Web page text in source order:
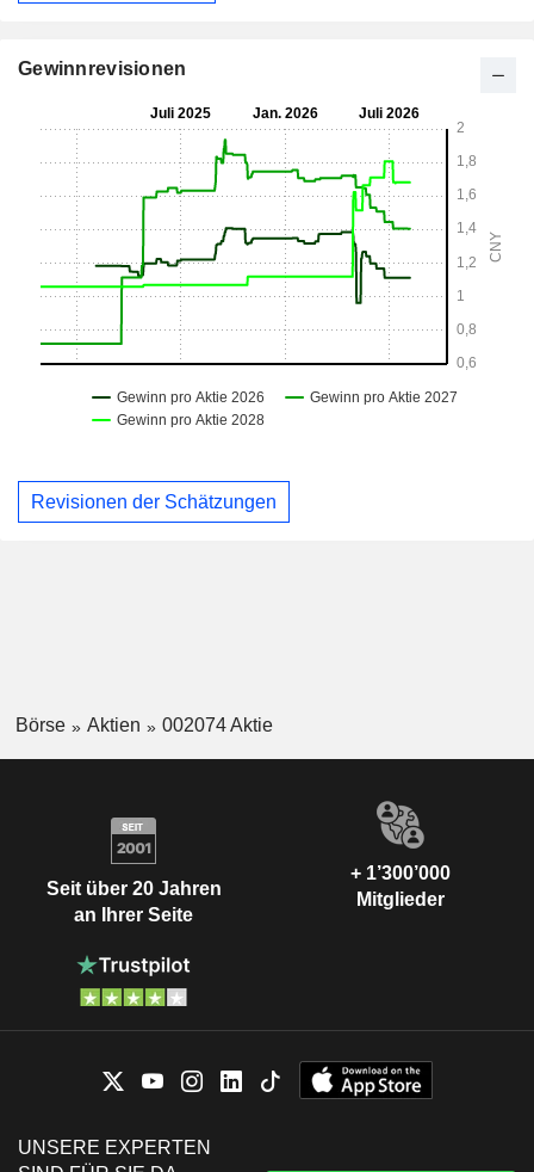
Gewinnrevisionen
Revisionen der Schätzungen
Börse Aktien 002074 Aktie
Seit über 20 Jahren
an Ihrer Seite
+ 1’300’000
Mitglieder
UNSERE EXPERTEN